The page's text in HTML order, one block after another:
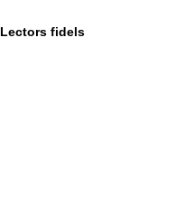
Lectors fidels